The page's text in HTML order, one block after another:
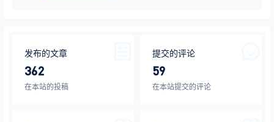
发布的文章
362
在本站的投稿
提交的评论
59
在本站提交的评论